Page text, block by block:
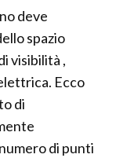
deve
spazio
visibilità ,
Ecco
di
di punti